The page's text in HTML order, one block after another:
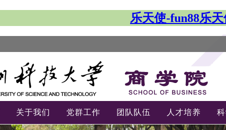
乐天使-fun88乐
关于我们 党群工作 团队队伍 人才培养